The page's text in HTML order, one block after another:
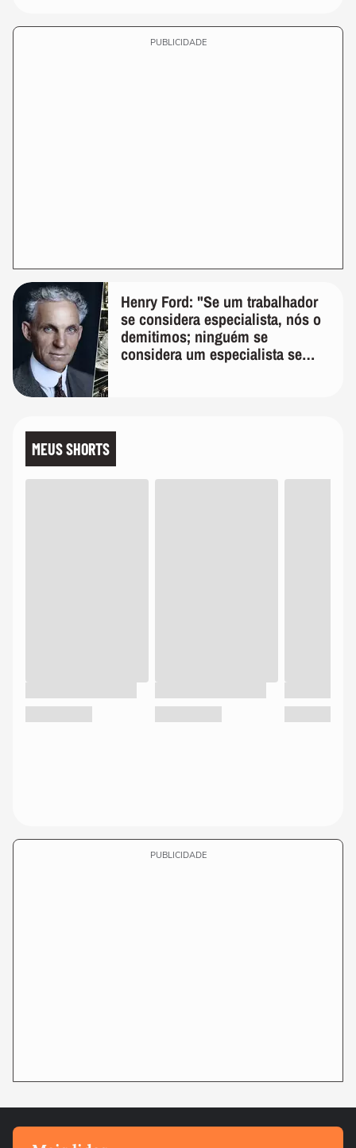
PUBLICIDADE
Henry Ford: "Se um trabalhador
se considera especialista, nós o
demitimos; ninguém se
considera um especialista se
MEUS SHORTS
PUBLICIDADE